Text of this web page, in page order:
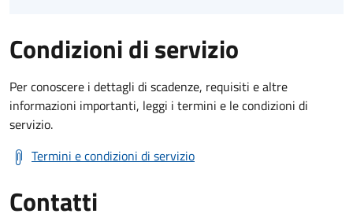
Condizioni di servizio
Per conoscere i dettagli di scadenze, requisiti e altre
informazioni importanti, leggi i termini e le condizioni di
servizio.
Termini e condizioni di servizio
Contatti